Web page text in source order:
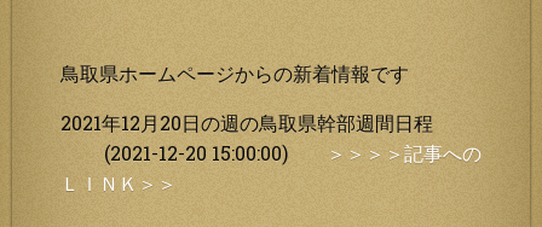
鳥取県ホームページからの新着情報です
2021年12月20日の週の鳥取県幹部週間日程
(2021-12-20 15:00:00)
＞＞＞＞記事への
ＬＩＮＫ＞＞